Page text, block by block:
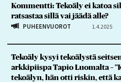
Kommentti: Tekoäly ei katoa
ratsastaa sillä vai jäädä alle?
PUHEENVUOROT 1.4.2025
Tekoäly kysyi tekoälystä
arkkipiispa Tapio Luomalta –
tekoälyn, hän otti riskin, että